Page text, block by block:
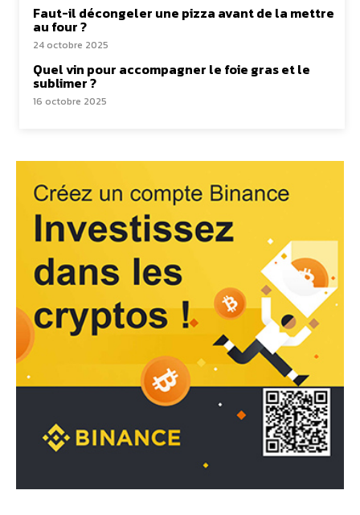
Faut-il décongeler une pizza avant de la mettre
au four ?
24 octobre 2025
Quel vin pour accompagner le foie gras et le
sublimer ?
16 octobre 2025